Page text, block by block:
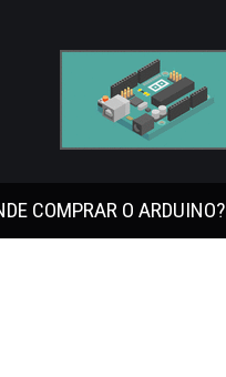
COMPRAR O ARDUINO?